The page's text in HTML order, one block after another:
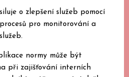
o zlepšení služeb pomocí
pro monitorování a
normy může být
při zajišťování interních